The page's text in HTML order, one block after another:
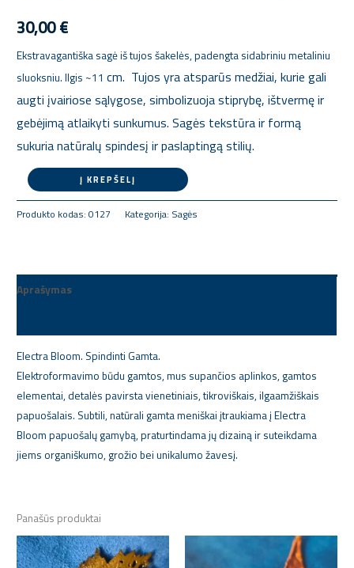
30,00€
Ekstravagantiška sagė iš tujos šakelės, padengta sidabriniu metaliniu
sluoksniu. Ilgis ~11cm. Tujos yra atsparūs medžiai, kurie gali
augti įvairiose sąlygose, simbolizuoja stiprybę, ištvermę ir
gebėjimą atlaikyti sunkumus. Sagės tekstūra ir formą
sukuria natūralų spindesį ir paslaptingą stilių.
Tuja
Į KREPŠELĮ
Produkto kodas:0127 Kategorija: Sagės
Aprašymas
Electra Bloom. Spindinti Gamta.
Elektroformavimo būdu gamtos, mus supančios aplinkos, gamtos
elementai, detalės pavirsta vienetiniais, tikroviškais, ilgaamžiškais
papuošalais. Subtili, natūrali gamta meniškai įtraukiama į Electra
Bloom papuošalų gamybą, praturtindama jų dizainą ir suteikdama
jiems organiškumo, grožio bei unikalumo žavesį.
Panašūs produktai